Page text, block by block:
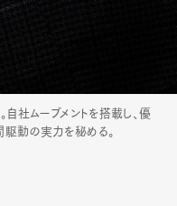
自社ムーブメントを搭載し、優
動の実力を秘める。